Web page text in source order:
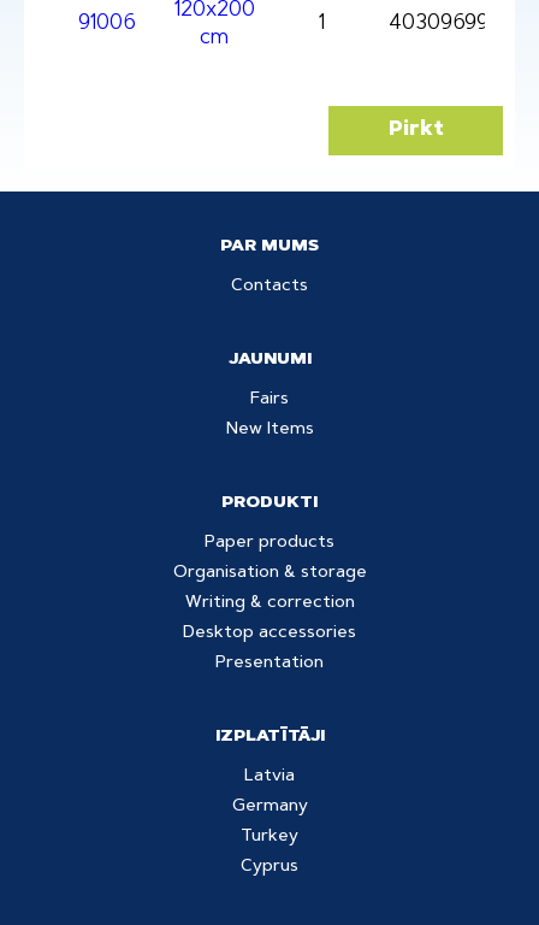
91006
120x200
cm
1 4030969910061
Pirkt
PAR MUMS
Contacts
JAUNUMI
Fairs
New Items
PRODUKTI
Paper products
Organisation & storage
Writing & correction
Desktop accessories
Presentation
IZPLATĪTĀJI
Latvia
Germany
Turkey
Cyprus